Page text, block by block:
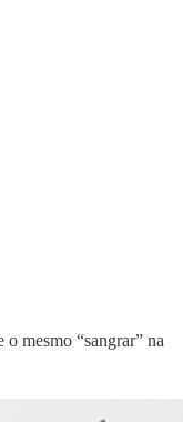
mesmo “sangrar” na